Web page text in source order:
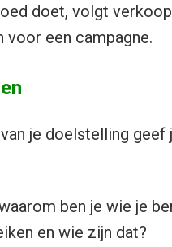
doet, volgt
voor een campagne.
je doelstelling
ben je wie je
en wie zijn dat?